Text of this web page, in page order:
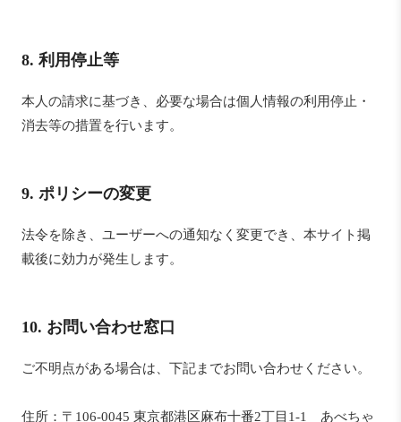
8. 利用停止等
本人の請求に基づき、必要な場合は個人情報の利用停止・
消去等の措置を行います。
9. ポリシーの変更
法令を除き、ユーザーへの通知なく変更でき、本サイト掲
載後に効力が発生します。
10. お問い合わせ窓口
ご不明点がある場合は、下記までお問い合わせください。
住所：〒106-0045 東京都港区麻布十番2丁目1-1 あべちゃ